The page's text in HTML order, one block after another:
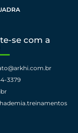
se com a
3379​